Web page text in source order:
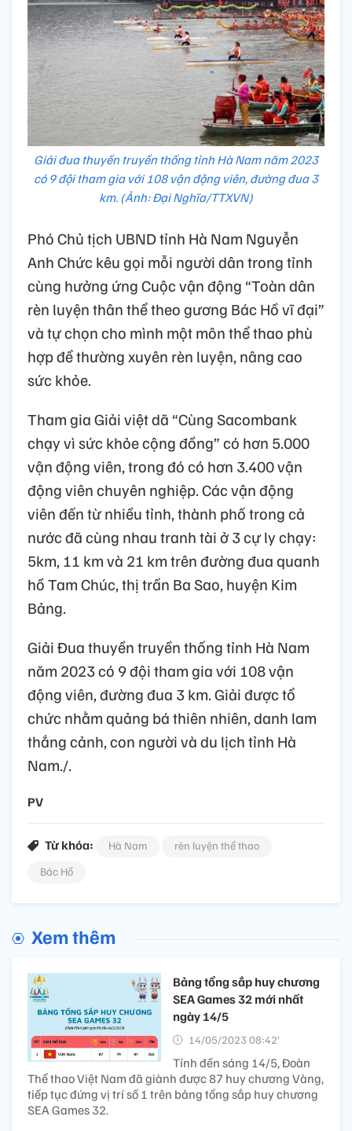
Giải đua thuyền truyền thống tỉnh Hà Nam năm 2023
có 9 đội tham gia với 108 vận động viên, đường đua 3
km. (Ảnh: Đại Nghĩa/TTXVN)
Phó Chủ tịch UBND tỉnh Hà Nam Nguyễn
Anh Chức kêu gọi mỗi người dân trong tỉnh
cùng hưởng ứng Cuộc vận động “Toàn dân
rèn luyện thân thể theo gương Bác Hồ vĩ đại”
và tự chọn cho mình một môn thể thao phù
hợp để thường xuyên rèn luyện, nâng cao
sức khỏe.
Tham gia Giải việt dã “Cùng Sacombank
chạy vì sức khỏe cộng đồng” có hơn 5.000
vận động viên, trong đó có hơn 3.400 vận
động viên chuyên nghiệp. Các vận động
viên đến từ nhiều tỉnh, thành phố trong cả
nước đã cùng nhau tranh tài ở 3 cự ly chạy:
5km, 11 km và 21 km trên đường đua quanh
hồ Tam Chúc, thị trấn Ba Sao, huyện Kim
Bảng.
Giải Đua thuyền truyền thống tỉnh Hà Nam
năm 2023 có 9 đội tham gia với 108 vận
động viên, đường đua 3 km. Giải được tổ
chức nhằm quảng bá thiên nhiên, danh lam
thắng cảnh, con người và du lịch tỉnh Hà
Nam./.
PV
Từ khóa: Hà Nam
rèn luyện thể thao
Bác Hồ
Xem thêm
Bảng tổng sắp huy chương
SEA Games 32 mới nhất
ngày 14/5
14/05/2023 08:42’
Tính đến sáng 14/5, Đoàn
Thể thao Việt Nam đã giành được 87 huy chương Vàng,
tiếp tục đứng vị trí số 1 trên bảng tổng sắp huy chương
SEA Games 32.